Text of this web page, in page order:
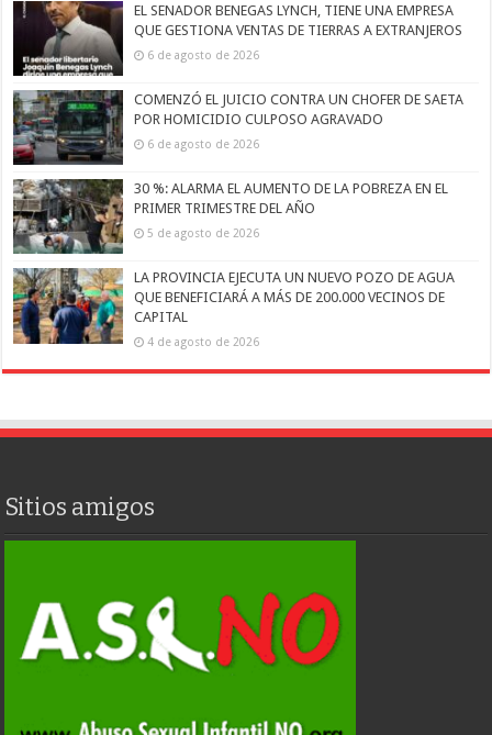
EL SENADOR BENEGAS LYNCH, TIENE UNA EMPRESA
QUE GESTIONA VENTAS DE TIERRAS A EXTRANJEROS
6 de agosto de 2026
COMENZÓ EL JUICIO CONTRA UN CHOFER DE SAETA
POR HOMICIDIO CULPOSO AGRAVADO
6 de agosto de 2026
30 %: ALARMA EL AUMENTO DE LA POBREZA EN EL
PRIMER TRIMESTRE DEL AÑO
5 de agosto de 2026
LA PROVINCIA EJECUTA UN NUEVO POZO DE AGUA
QUE BENEFICIARÁ A MÁS DE 200.000 VECINOS DE
CAPITAL
4 de agosto de 2026
Sitios amigos